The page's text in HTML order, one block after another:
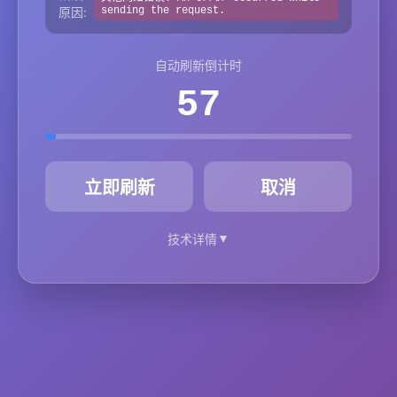
原因:
sending the request.
自动刷新倒计时
57
立即刷新 取消
技术详情▼